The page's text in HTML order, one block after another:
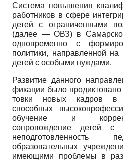
Система повышения
работников в сфере
де­тей с ограниченными
(далее — ОВЗ) в
одновременно с
политики, направленной
детей с особыми нуждами.
Развитие данного
фикации было
товки новых кадров в
способных
обучение и
сопровождение детей
неподготовленность
образовательных
имеющими проблемы в